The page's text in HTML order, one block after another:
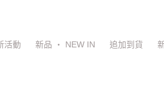
活動 新品 ‧ NEW IN 追加到貨